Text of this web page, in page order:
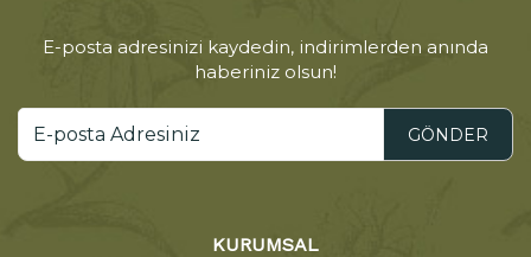
E-posta adresinizi kaydedin, indirimlerden anında
haberiniz olsun!
GÖNDER
KURUMSAL